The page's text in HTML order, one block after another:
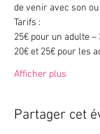
de venir avec son
Tarifs :
25€ pour un adulte
20€ et 25€ pour les
Afficher plus
Partager cet